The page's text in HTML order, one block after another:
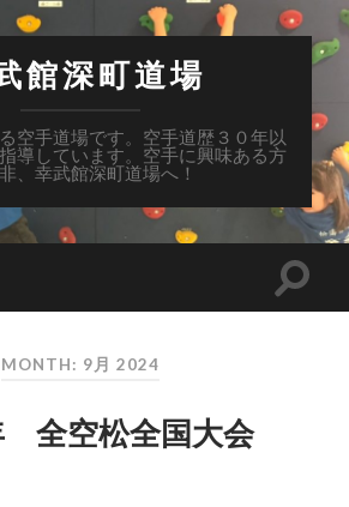
館深町道場
空手道場です。空手道歴３０年以
導しています。空手に興味ある方
、幸武館深町道場へ！
MONTH: 9月 2024
全空松全国大会